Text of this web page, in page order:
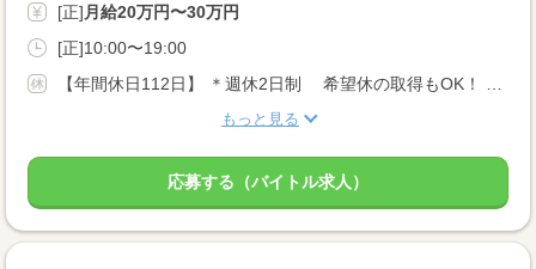
[正] 月給20万円〜30万円
[正]10:00〜19:00
もっと見る
応募する（バイトル求人）